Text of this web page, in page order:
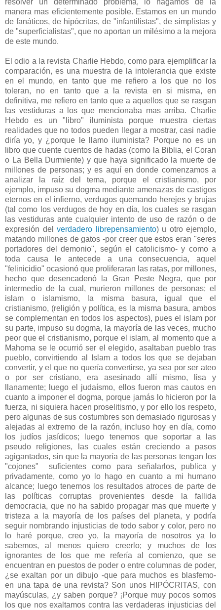
resolver un determinado problema, lo hagamos de la
manera mas eficientemente posible. Estamos en un mundo
de fanáticos, de hipócritas, de "infantilistas", de simplistas y
de "superficialistas", que no aportan un milésimo a la mejora
de este mundo.
El odio a la revista Charlie Hebdo, como para ejemplificar la
comparación, es una muestra de la intolerancia que existe
en el mundo, en tanto que me refiero a los que no los
toleran, no en tanto que a la revista en si misma, en
definitiva, me refiero en tanto que a aquellos que se rasgan
las vestiduras a los que mencionaba mas arriba. Charlie
Hebdo es un "libro" iluminista porque muestra ciertas
realidades que no todos pueden llegar a mostrar, casi nadie
diría yo, y ¿porque le llamo iluminista? Porque no es un
libro que cuente cuentos de hadas (como la Biblia, el Coran
o La Bella Durmiente) y que haya significado la muerte de
millones de personas; y es aquí en donde comenzamos a
analizar la raíz del tema, porque el cristianismo, por
ejemplo, impuso su dogma mediante amenazas de castigos
eternos en el infierno, verdugos quemando herejes y brujas
(tal como los verdugos de hoy en día, los cuales se rasgan
las vestiduras ante cualquier intento de uso de razón o de
expresión del verdadero librepensamiento) u otro ejemplo,
matando millones de gatos -por creer que estos eran "seres
portadores del demonio", según el catolicismo- y como a
toda causa le antecede a una consecuencia, aquel
"felinicidio" ocasionó que proliferaran las ratas, por millones,
hecho que desencadenó la Gran Peste Negra, que por
intermedio de la cual, murieron millones de personas; el
islam o islamismo, la misma basura, igual que el
cristianismo, (religión y política, es la misma basura, ambos
se complementan en todos los aspectos), pues el islam por
su parte, impuso su dogma, la mayoría de las veces, mucho
peor que el cristianismo, porque el islam, al momento que a
Mahoma se le ocurrió ser el elegido, asaltaban pueblo tras
pueblo, convirtiendo al Islam a todos los que se dejaban
convertir, y el que no quería convertirse, ya sea por ser ateo
o por ser cristiano, era asesinado allí mismo, lisa y
llanamente; luego el judaísmo, ellos fueron mas cautos en
cuanto a imponer el dogma, porque jamás lo hicieron por la
fuerza, ni siquiera hacen proselitismo, y por ello los respeto,
pero algunas de sus costumbres son demasiado rigurosas y
alejadas al extremo de la razón, incluso hoy en día, como
los judíos jasídicos; luego tenemos que soportar a las
pseudo religiones, las cuales están creciendo a pasos
agigantados, sin que la mayoría de las personas tengan los
"cojones" suficientes como para señalarlos, publica y
privadamente, como yo lo hago en cuanto a mi humano
alcance; luego tenemos los resultados atroces de parte de
las políticas corruptas provenientes desde la fallida
democracia, que no ha sabido propagar mas que muerte y
tristeza a la mayoría de los países del planeta, y podría
seguir nombrando injusticias de todo sabor y color, pero no
lo haré porque, creo yo, la mayoría de nosotros ya lo
sabemos, al menos quiero creerlo; y muchos de los
ignorantes de los que me refería al comienzo, que se
encuentran en puestos de poder o entre columnas de poder,
¿se exaltan por un dibujo -que para muchos es blasfemo-
en una tapa de una revista? Son unos HIPÓCRITAS, con
mayúsculas, ¿y saben porque? ¡Porque muy pocos somos
los que nos exaltamos contra las verdaderas injusticias del